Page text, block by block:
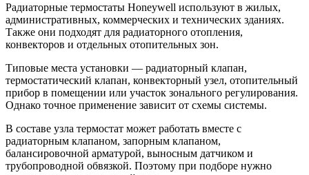
Радиаторные термостаты Honeywell используют в жилых,
административных, коммерческих и технических зданиях.
Также они подходят для радиаторного отопления,
конвекторов и отдельных отопительных зон.
Типовые места установки — радиаторный клапан,
термостатический клапан, конвекторный узел, отопительный
прибор в помещении или участок зонального регулирования.
Однако точное применение зависит от схемы системы.
В составе узла термостат может работать вместе с
радиаторным клапаном, запорным клапаном,
балансировочной арматурой, выносным датчиком и
трубопроводной обвязкой. Поэтому при подборе нужно